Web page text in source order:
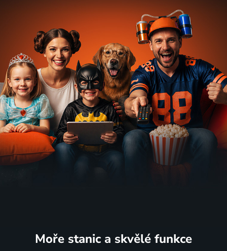
Moře stanic a skvělé funkce